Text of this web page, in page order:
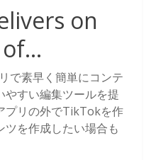
on
で素早く簡単にコンテ
やすい編集ツールを提
プリの外でTikTokを作
を作成したい場合も